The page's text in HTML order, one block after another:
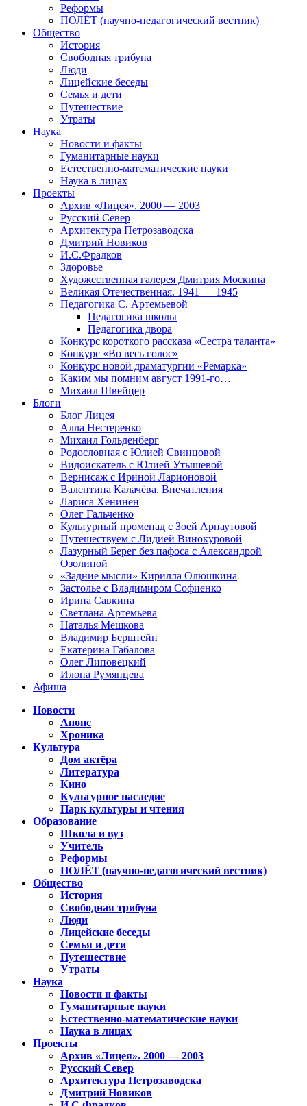
Реформы
ПОЛЁТ (научно-педагогический вестник)
Общество
История
Свободная трибуна
Люди
Лицейские беседы
Семья и дети
Путешествие
Утраты
Наука
Новости и факты
Гуманитарные науки
Естественно-математические науки
Наука в лицах
Проекты
Архив «Лицея». 2000 — 2003
Русский Север
Архитектура Петрозаводска
Дмитрий Новиков
И.С.Фрадков
Здоровье
Художественная галерея Дмитрия Москина
Великая Отечественная. 1941 — 1945
Педагогика С. Артемьевой
Педагогика школы
Педагогика двора
Конкурс короткого рассказа «Сестра таланта»
Конкурс «Во весь голос»
Конкурс новой драматургии «Ремарка»
Каким мы помним август 1991-го…
Михаил Швейцер
Блоги
Блог Лицея
Алла Нестеренко
Михаил Гольденберг
Родословная с Юлией Свинцовой
Видоискатель с Юлией Утышевой
Вернисаж с Ириной Ларионовой
Валентина Калачёва. Впечатления
Лариса Хенинен
Олег Гальченко
Культурный променад с Зоей Арнаутовой
Путешествуем с Лидией Винокуровой
Лазурный Берег без пафоса с Александрой
Озолиной
«Задние мысли» Кирилла Олюшкина
Застолье с Владимиром Софиенко
Ирина Савкина
Светлана Артемьева
Наталья Мешкова
Владимир Берштейн
Екатерина Габалова
Олег Липовецкий
Илона Румянцева
Афиша
Новости
Анонс
Хроника
Культура
Дом актёра
Литература
Кино
Культурное наследие
Парк культуры и чтения
Образование
Школа и вуз
Учитель
Реформы
ПОЛЁТ (научно-педагогический вестник)
Общество
История
Свободная трибуна
Люди
Лицейские беседы
Семья и дети
Путешествие
Утраты
Наука
Новости и факты
Гуманитарные науки
Естественно-математические науки
Наука в лицах
Проекты
Архив «Лицея». 2000 — 2003
Русский Север
Архитектура Петрозаводска
Дмитрий Новиков